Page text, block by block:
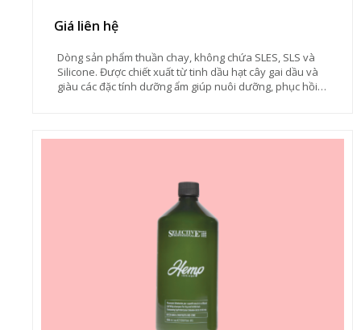
Giá liên hệ
Dòng sản phẩm thuần chay, không chứa SLES, SLS và
Silicone. Được chiết xuất từ tinh dầu hạt cây gai dầu và
giàu các đặc tính dưỡng ẩm giúp nuôi dưỡng, phục hồi